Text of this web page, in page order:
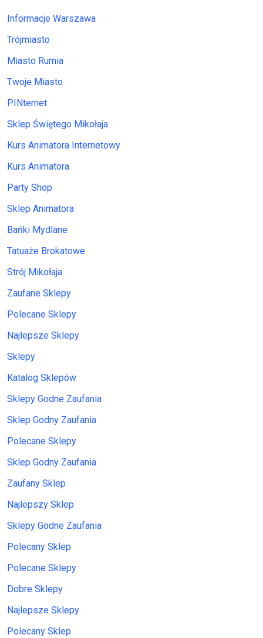
Informacje Warszawa
Trójmiasto
Miasto Rumia
Twoje Miasto
PINternet
Sklep Świętego Mikołaja
Kurs Animatora Internetowy
Kurs Animatora
Party Shop
Sklep Animatora
Bańki Mydlane
Tatuaże Brokatowe
Strój Mikołaja
Zaufane Sklepy
Polecane Sklepy
Najlepsze Sklepy
Sklepy
Katalog Sklepów
Sklepy Godne Zaufania
Sklep Godny Zaufania
Polecane Sklepy
Sklep Godny Zaufania
Zaufany Sklep
Najlepszy Sklep
Sklepy Godne Zaufania
Polecany Sklep
Polecane Sklepy
Dobre Sklepy
Najlepsze Sklepy
Polecany Sklep